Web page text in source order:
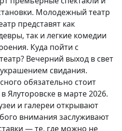
Молодежный театр
представят как
так и легкие комедии
Куда пойти с
Вечерний выход в свет
свидания.
обязательно стоит
Ялуторовске в марте 2026.
и галереи открывают
внимания заслуживают
— те, где можно не